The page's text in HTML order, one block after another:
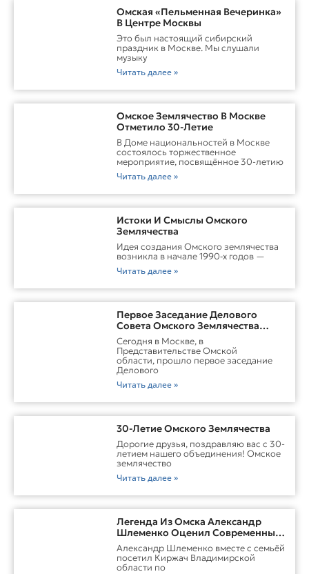
Омская «Пельменная Вечеринка»
В Центре Москвы
Это был настоящий сибирский
праздник в Москве. Мы слушали
музыку
Читать далее »
Омское Землячество В Москве
Отметило 30-Летие
В Доме национальностей в Москве
состоялось торжественное
мероприятие, посвящённое 30-летию
Читать далее »
Истоки И Смыслы Омского
Землячества
Идея создания Омского землячества
возникла в начале 1990‑х годов —
Читать далее »
Первое Заседание Делового
Совета Омского Землячества
Прошло С Участием Губернатора
Омской Области
Сегодня в Москве, в
Представительстве Омской
области, прошло первое заседание
Делового
Читать далее »
30-Летие Омского Землячества
Дорогие друзья, поздравляю вас с 30-
летием нашего объединения! Омское
землячество
Читать далее »
Легенда Из Омска Александр
Шлеменко Оценил Современные
Заводы Холдинга «Русклимат» И
Перспективы ММА В Киржаче
Александр Шлеменко вместе с семьёй
посетил Киржач Владимирской
области по